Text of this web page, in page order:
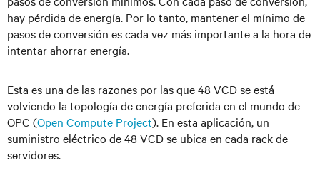
hay pérdida de energía. Por lo tanto, mantener el mínimo de
pasos de conversión es cada vez más importante a la hora de
intentar ahorrar energía.
Esta es una de las razones por las que 48 VCD se está
volviendo la topología de energía preferida en el mundo de
OPC (Open Compute Project). En esta aplicación, un
suministro eléctrico de 48 VCD se ubica en cada rack de
servidores.